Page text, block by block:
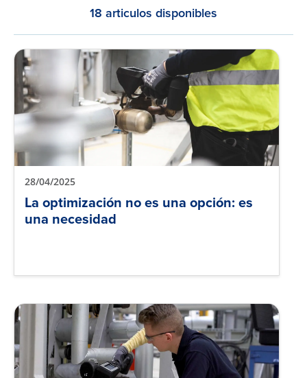
18 articulos disponibles
28/04/2025
La optimización no es una opción: es
una necesidad